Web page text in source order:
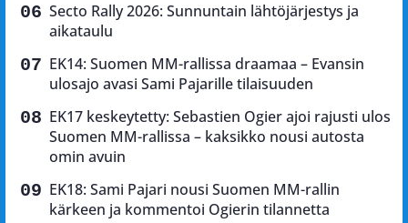
Secto Rally 2026: Sunnuntain lähtöjärjestys ja
aikataulu
EK14: Suomen MM-rallissa draamaa – Evansin
ulosajo avasi Sami Pajarille tilaisuuden
EK17 keskeytetty: Sebastien Ogier ajoi rajusti ulos
Suomen MM-rallissa – kaksikko nousi autosta
omin avuin
EK18: Sami Pajari nousi Suomen MM-rallin
kärkeen ja kommentoi Ogierin tilannetta